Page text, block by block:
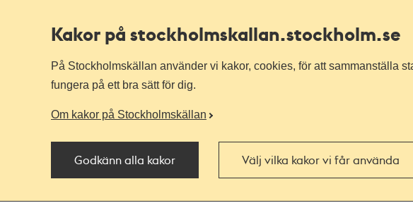
Kakor på stockholmskallan.stockholm.se
På Stockholmskällan använder vi kakor, cookies, för att sammanställa
fungera på ett bra sätt för dig.
Om kakor på Stockholmskällan
Godkänn alla kakor Välj vilka kakor vi får använda